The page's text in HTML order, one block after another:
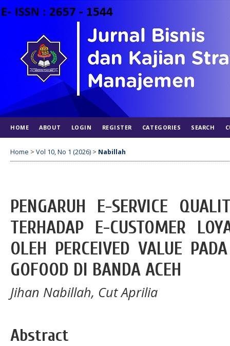
HOME ABOUT LOGIN REGISTER CATEGORIES SEARCH
Home > Vol 10, No 1 (2026) > Nabillah
PENGARUH E-SERVICE
TERHADAP E-CUSTOMER
OLEH PERCEIVED VALUE
GOFOOD DI BANDA ACEH
Jihan Nabillah, Cut Aprilia
Abstract